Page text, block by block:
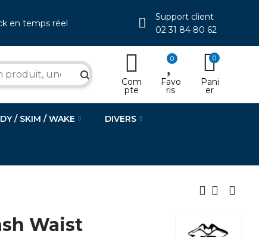
en temps réel
Support client
02 31 84 80 62
search Com
pte
0
Favo
ris
0
Pani
er
/ SKIM / WAKE DIVERS
Waist